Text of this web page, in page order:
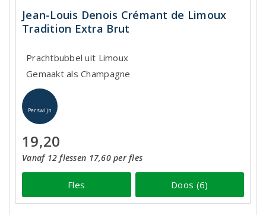
Jean-Louis Denois Crémant de Limoux
Tradition Extra Brut
Prachtbubbel uit Limoux
Gemaakt als Champagne
Perswijn
19,20
Vanaf 12 flessen 17,60 per fles
Fles Doos (6)